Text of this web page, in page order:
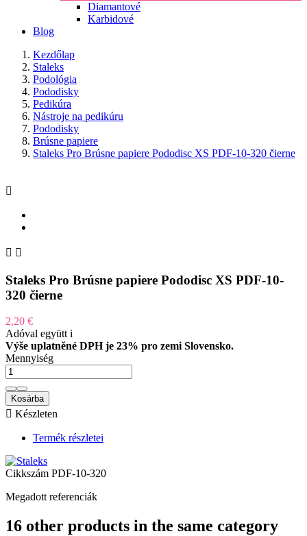
Diamantové
Karbidové
Blog
Kezdőlap
Staleks
Podológia
Pododisky
Pedikúra
Nástroje na pedikúru
Pododisky
Brúsne papiere
Staleks Pro Brúsne papiere Pododisc XS PDF-10-320 čierne

 
Staleks Pro Brúsne papiere Pododisc XS PDF-10-
320 čierne
2,20 €
Adóval együtti
Výše uplatněné DPH je 23% pro zemi Slovensko.
Mennyiség
Kosárba
 Készleten
Termék részletei
Cikkszám PDF-10-320
Megadott referenciák
16 other products in the same category